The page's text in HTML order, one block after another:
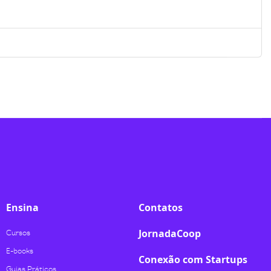
Ensina
Cursos
E-books
Guias Práticos
Contatos
JornadaCoop
Conexão com Startups